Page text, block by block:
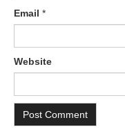
Email *
Website